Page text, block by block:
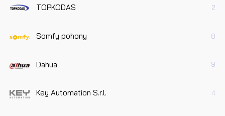
TOPKODAS 2
Somfy pohony 8
Dahua 9
Key Automation S.r.l. 4